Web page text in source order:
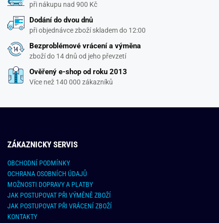
při nákupu nad 900 Kč
Dodání do dvou dnů
při objednávce zboží skladem do 12:00
Bezproblémové vrácení a výměna
zboží do 14 dnů od jeho převzetí
Ověřený e-shop od roku 2013
Více než 140 000 zákazníků
ZÁKAZNICKY SERVIS
OBCHODNÍ PODMÍNKY
OCHRANA OSOBNÍCH ÚDAJŮ
MOŽNOSTI DOPRAVY A PLATBY
JAK POSTUPOVAT PŘI VÝMĚNĚ ZBOŽÍ
JAK POSTUPOVAT PŘI VRÁCENÍ ZBOŽÍ
KONTAKTY